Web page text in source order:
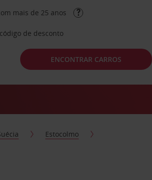
mais de 25 anos
de desconto
ENCONTRAR CARROS
Estocolmo